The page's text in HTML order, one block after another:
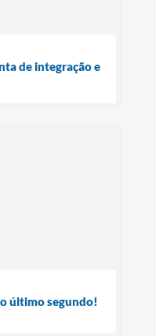
de integração e
último segundo!